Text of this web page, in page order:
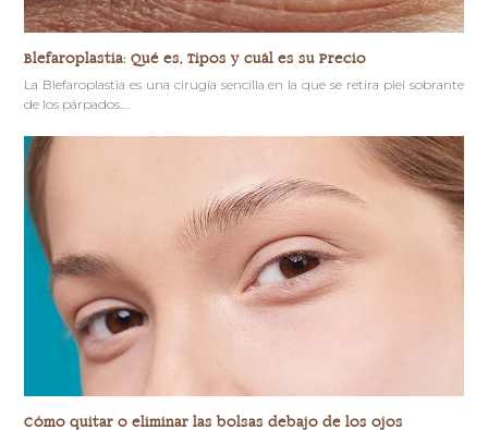
Blefaroplastia: Qué es, Tipos y cuál es su Precio
La Blefaroplastia es una cirugía sencilla en la que se retira piel sobrante
de los párpados.…
Cómo quitar o eliminar las bolsas debajo de los ojos